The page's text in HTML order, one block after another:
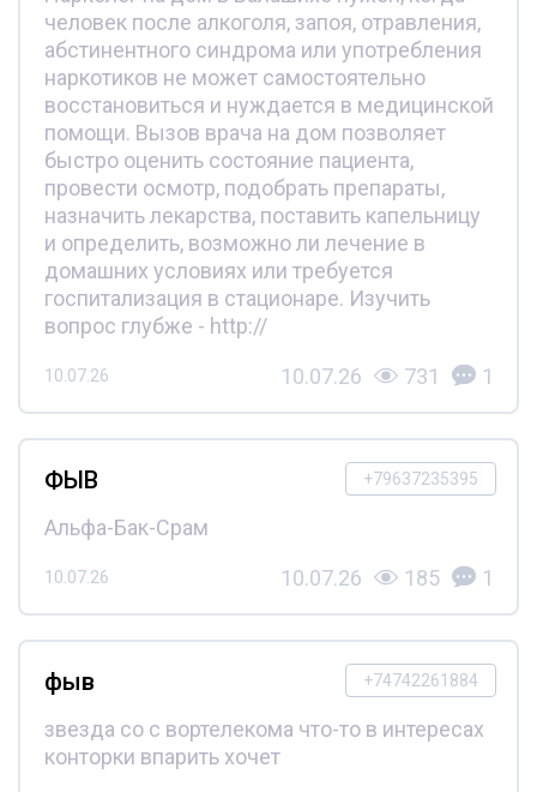
человек после алкоголя, запоя, отравления,
абстинентного синдрома или употребления
наркотиков не может самостоятельно
восстановиться и нуждается в медицинской
помощи. Вызов врача на дом позволяет
быстро оценить состояние пациента,
провести осмотр, подобрать препараты,
назначить лекарства, поставить капельницу
и определить, возможно ли лечение в
домашних условиях или требуется
госпитализация в стационаре. Изучить
вопрос глубже - http://
10.07.26 10.07.26 731 1
+79637235395
ФЫВ
Альфа-Бак-Срам
10.07.26 10.07.26 185 1
+74742261884
фыв
звезда со с вортелекома что-то в интересах
конторки впарить хочет